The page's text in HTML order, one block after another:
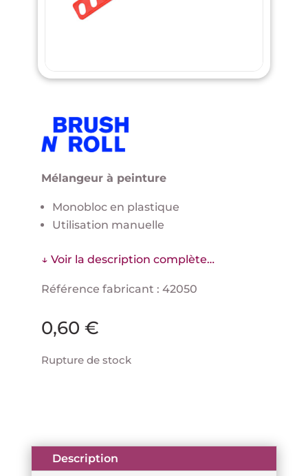
Mélangeur à peinture
Monobloc en plastique
Utilisation manuelle
↓ Voir la description complète…
Référence fabricant : 42050
0,60 €
Rupture de stock
Description